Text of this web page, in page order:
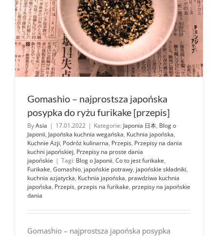
Gomashio – najprostsza japońska
posypka do ryżu furikake [przepis]
ByAsia | 17.01.2022 | Kategorie: Japonia 日本, Blog o
Japonii, Japońska kuchnia wegańska, Kuchnia japońska,
Kuchnie Azji, Podróż kulinarna, Przepis, Przepisy na dania
kuchni japońskiej, Przepisy na proste dania
japońskie | Tagi: Blog o Japonii, Co to jest furikake,
Furikake, Gomashio, japońskie potrawy, japońskie składniki,
kuchnia azjatycka, Kuchnia japońska, prawdziwa kuchnia
japońska, Przepis, przepis na furikake, przepisy na japońskie
dania
Gomashio – najprostsza japońska posypka